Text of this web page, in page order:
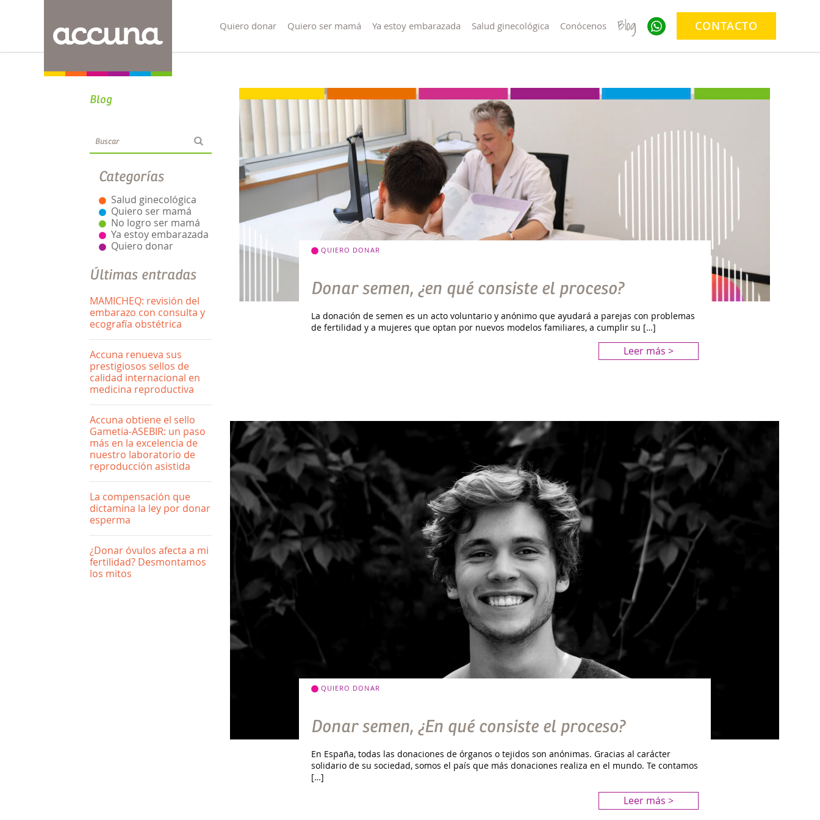
Quiero donar Quiero ser mamá Ya estoy embarazada Salud ginecológica Conócenos Blog CONTACTO
Blog
Categorías
Salud ginecológica
Quiero ser mamá
No logro ser mamá
Ya estoy embarazada
Quiero donar
Últimas entradas
MAMICHEQ: revisión del
embarazo con consulta y
ecografía obstétrica
Accuna renueva sus
prestigiosos sellos de
calidad internacional en
medicina reproductiva
Accuna obtiene el sello
Gametia-ASEBIR: un paso
más en la excelencia de
nuestro laboratorio de
reproducción asistida
La compensación que
dictamina la ley por donar
esperma
¿Donar óvulos afecta a mi
fertilidad? Desmontamos
los mitos
QUIERO DONAR
Donar semen, ¿en qué consiste el proceso?
La donación de semen es un acto voluntario y anónimo que ayudará a parejas con problemas
de fertilidad y a mujeres que optan por nuevos modelos familiares, a cumplir su […]
Leer más >
QUIERO DONAR
Donar semen, ¿En qué consiste el proceso?
En España, todas las donaciones de órganos o tejidos son anónimas. Gracias al carácter
solidario de su sociedad, somos el país que más donaciones realiza en el mundo. Te contamos
[…]
Leer más >